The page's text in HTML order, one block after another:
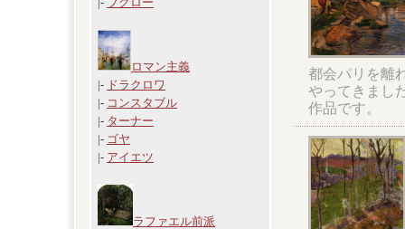
ロマン主義
|- ドラクロワ
|- コンスタブル
|- ターナー
|- ゴヤ
|- アイエツ
ラファエル前派
都会パリを離
やってきまし
作品です。